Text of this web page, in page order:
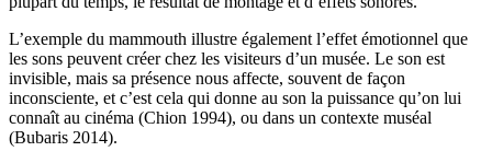
L’exemple du mammouth illustre également l’effet émotionnel que
les sons peuvent créer chez les visiteurs d’un musée. Le son est
invisible, mais sa présence nous affecte, souvent de façon
inconsciente, et c’est cela qui donne au son la puissance qu’on lui
connaît au cinéma (Chion 1994), ou dans un contexte muséal
(Bubaris 2014).